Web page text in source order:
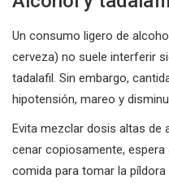
Un consumo ligero de
cerveza) no suele interferir
tadalafil. Sin embargo,
hipotensión, mareo y
Evita mezclar dosis altas de
cenar copiosamente,
comida para tomar la